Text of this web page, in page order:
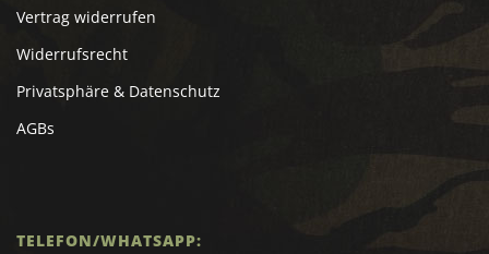
Vertrag widerrufen
Widerrufsrecht
Privatsphäre & Datenschutz
AGBs
TELEFON/WHATSAPP: